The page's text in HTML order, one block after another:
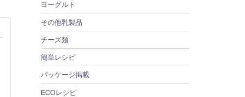
ヨーグルト
その他乳製品
チーズ類
簡単レシピ
パッケージ掲載
ECOレシピ